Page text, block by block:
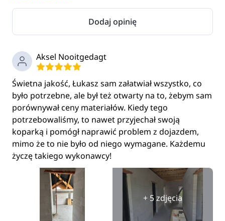
Dodaj opinię
Aksel Nooitgedagt
Świetna jakość, Łukasz sam załatwiał wszystko, co
było potrzebne, ale był też otwarty na to, żebym sam
porównywał ceny materiałów. Kiedy tego
potrzebowaliśmy, to nawet przyjechał swoją
koparką i pomógł naprawić problem z dojazdem,
mimo że to nie było od niego wymagane. Każdemu
życzę takiego wykonawcy!
+ 5 zdjęcia